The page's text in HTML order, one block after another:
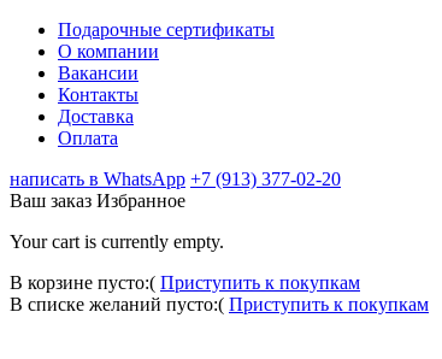
Подарочные сертификаты
О компании
Вакансии
Контакты
Доставка
Оплата
написать в WhatsApp +7 (913) 377-02-20
Ваш заказ Избранное
Your cart is currently empty.
В корзине пусто:( Приступить к покупкам
В списке желаний пусто:( Приступить к покупкам